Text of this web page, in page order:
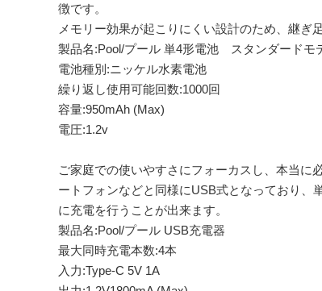
徴です。
メモリー効果が起こりにくい設計のため、継ぎ
製品名:Pool/プール 単4形電池 スタンダードモ
電池種別:ニッケル水素電池
繰り返し使用可能回数:1000回
容量:950mAh (Max)
電圧:1.2v
ご家庭での使いやすさにフォーカスし、本当に
ートフォンなどと同様にUSB式となっており、
に充電を行うことが出来ます。
製品名:Pool/プール USB充電器
最大同時充電本数:4本
入力:Type-C 5V 1A